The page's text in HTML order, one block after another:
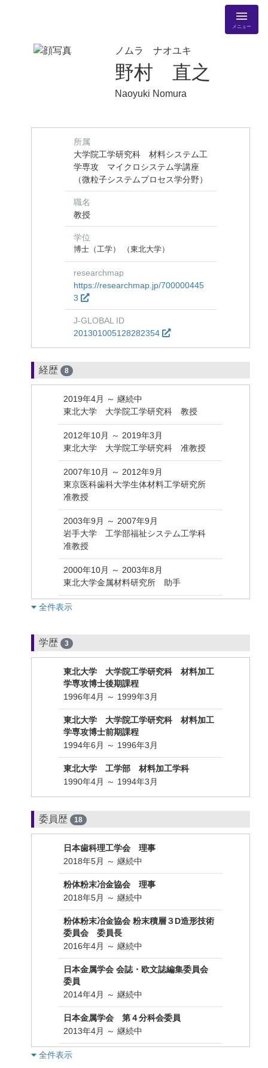
メニュー
ノムラ ナオユキ
野村 直之
Naoyuki Nomura
所属
大学院工学研究科 材料システム工
学専攻 マイクロシステム学講座
（微粒子システムプロセス学分野）
職名
教授
学位
博士（工学） （東北大学）
researchmap
https://researchmap.jp/700000445
3
J-GLOBAL ID
201301005128282354
経歴 8
2019年4月 ～ 継続中
東北大学 大学院工学研究科 教授
2012年10月 ～ 2019年3月
東北大学 大学院工学研究科 准教授
2007年10月 ～ 2012年9月
東京医科歯科大学生体材料工学研究所
准教授
2003年9月 ～ 2007年9月
岩手大学 工学部福祉システム工学科
准教授
2000年10月 ～ 2003年8月
東北大学金属材料研究所 助手
︎全件表示
学歴 3
東北大学 大学院工学研究科 材料加工
学専攻博士後期課程
1996年4月 ～ 1999年3月
東北大学 大学院工学研究科 材料加工
学専攻博士前期課程
1994年6月 ～ 1996年3月
東北大学 工学部 材料加工学科
1990年4月 ～ 1994年3月
委員歴 18
日本歯科理工学会 理事
2018年5月 ～ 継続中
粉体粉末冶金協会 理事
2018年5月 ～ 継続中
粉体粉末冶金協会 粉末積層３D造形技術
委員会 委員長
2016年4月 ～ 継続中
日本金属学会 会誌・欧文誌編集委員会
委員
2014年4月 ～ 継続中
日本金属学会 第４分科会委員
2013年4月 ～ 継続中
︎全件表示